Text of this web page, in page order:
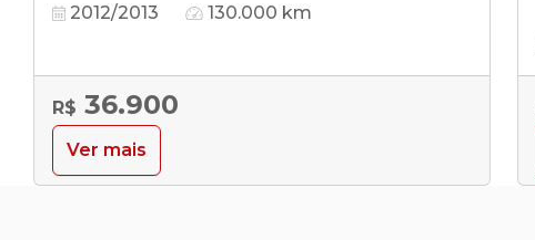
2012/2013 130.000 km
R$ 36.900
Ver mais